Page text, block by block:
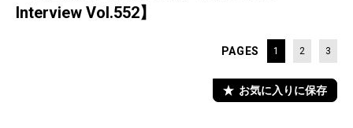
Interview Vol.552】
PAGES 1 2 3
お気に入りに保存